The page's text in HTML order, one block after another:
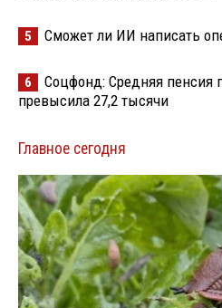
5 Сможет ли ИИ написать
6
Соцфонд: Средняя пенсия
превысила 27,2 тысячи
Главное сегодня